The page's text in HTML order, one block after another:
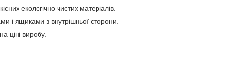
екологічно чистих матеріалів.
і ящиками з внутрішньої сторони.
ціні виробу.